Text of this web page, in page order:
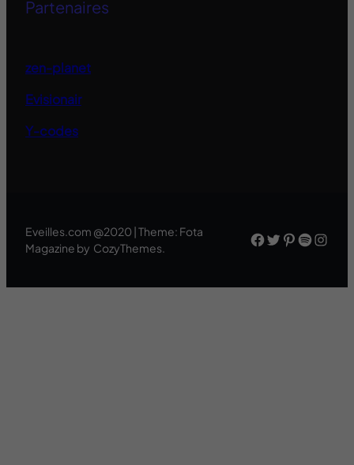
Partenaires
zen-planet
Evisionair
Y-codes
Eveilles.com @2020 | Theme: Fota
Magazine by CozyThemes.
Facebook
Twitter